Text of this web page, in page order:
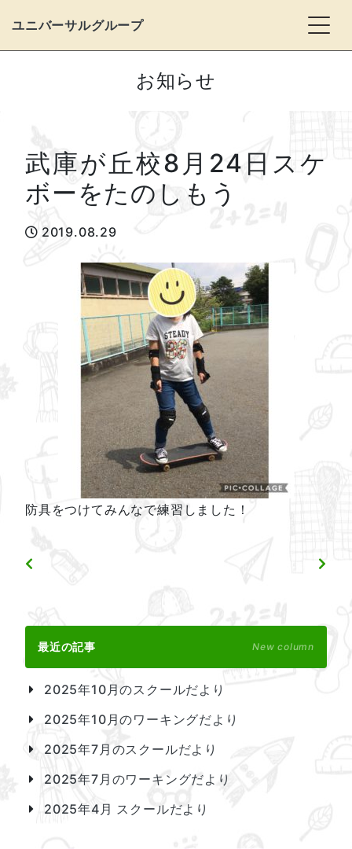
ユニバーサルグループ
お知らせ
武庫が丘校8月24日スケ
ボーをたのしもう
2019.08.29
防具をつけてみんなで練習しました！
最近の記事 New column
2025年10月のスクールだより
2025年10月のワーキングだより
2025年7月のスクールだより
2025年7月のワーキングだより
2025年4月 スクールだより